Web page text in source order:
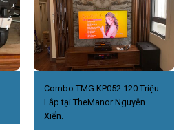
Combo TMG KP052 120 Triệu
Lắp tại TheManor Nguyễn
Xiển.